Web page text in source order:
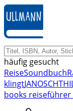
zum
Hauptinhalt
springen
häufig gesucht
ReiseSoundbuch
klingtJANOSCH
books